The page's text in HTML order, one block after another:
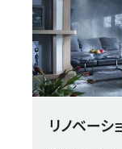
リノベーシ